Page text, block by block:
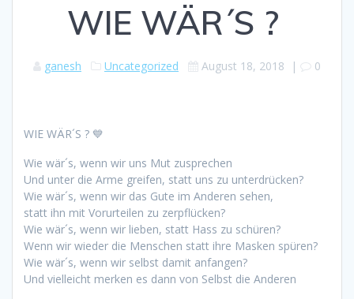
WIE WÄR´S ?
ganesh Uncategorized August 18, 2018 | 0
WIE WÄR´S ? 💙
Wie wär´s, wenn wir uns Mut zusprechen
Und unter die Arme greifen, statt uns zu unterdrücken?
Wie wär´s, wenn wir das Gute im Anderen sehen,
statt ihn mit Vorurteilen zu zerpflücken?
Wie wär´s, wenn wir lieben, statt Hass zu schüren?
Wenn wir wieder die Menschen statt ihre Masken spüren?
Wie wär´s, wenn wir selbst damit anfangen?
Und vielleicht merken es dann von Selbst die Anderen